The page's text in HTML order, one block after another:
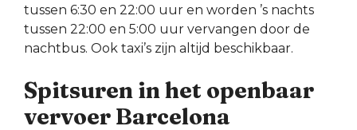
tussen 6:30 en 22:00 uur en worden ’s nachts
tussen 22:00 en 5:00 uur vervangen door de
nachtbus. Ook taxi’s zijn altijd beschikbaar.
Spitsuren in het openbaar
vervoer Barcelona